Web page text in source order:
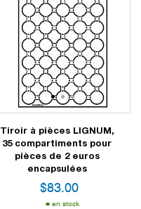
123
Tiroir à pièces LIGNUM,
35 compartiments pour
pièces de 2 euros
encapsulées
$83.00
en stock